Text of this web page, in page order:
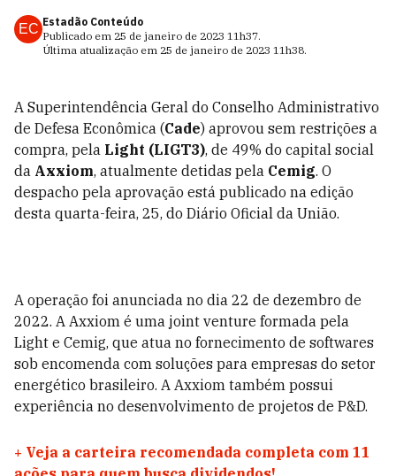
EC Estadão Conteúdo
Publicado em 25 de janeiro de 2023 11h37.
Última atualização em 25 de janeiro de 2023 11h38.
A Superintendência Geral do Conselho Administrativo
de Defesa Econômica (Cade) aprovou sem restrições a
compra, pela Light (LIGT3), de 49% do capital social
da Axxiom, atualmente detidas pela Cemig. O
despacho pela aprovação está publicado na edição
desta quarta-feira, 25, do Diário Oficial da União.
A operação foi anunciada no dia 22 de dezembro de
2022. A Axxiom é uma joint venture formada pela
Light e Cemig, que atua no fornecimento de softwares
sob encomenda com soluções para empresas do setor
energético brasileiro. A Axxiom também possui
experiência no desenvolvimento de projetos de P&D.
+ Veja a carteira recomendada completa com 11